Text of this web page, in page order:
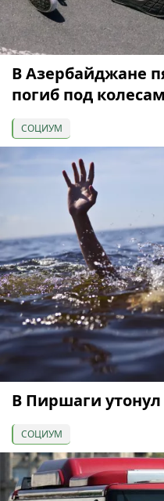
В Азербайджане
погиб под
СОЦИУМ
В Пиршаги утонул
СОЦИУМ